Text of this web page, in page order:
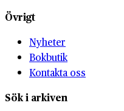
Övrigt
Nyheter
Bokbutik
Kontakta oss
Sök i arkiven